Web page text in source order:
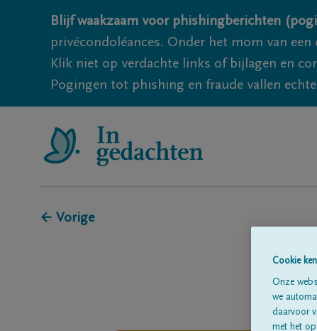
Blijf waakzaam voor phishingberichten
privécondoléances. Onder het mom van
Klik niet op verdachte links of bijlagen en
Pogingen tot phishing en fraude vallen
← Vorige
Cookie
Onze
we
daarvoor
met het